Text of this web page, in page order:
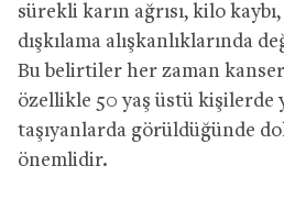
sürekli karın ağrısı, kilo
dışkılama alışkanlıklarında
Bu belirtiler her zaman
özellikle 50 yaş üstü kişilerde
taşıyanlarda görüldüğünde
önemlidir.